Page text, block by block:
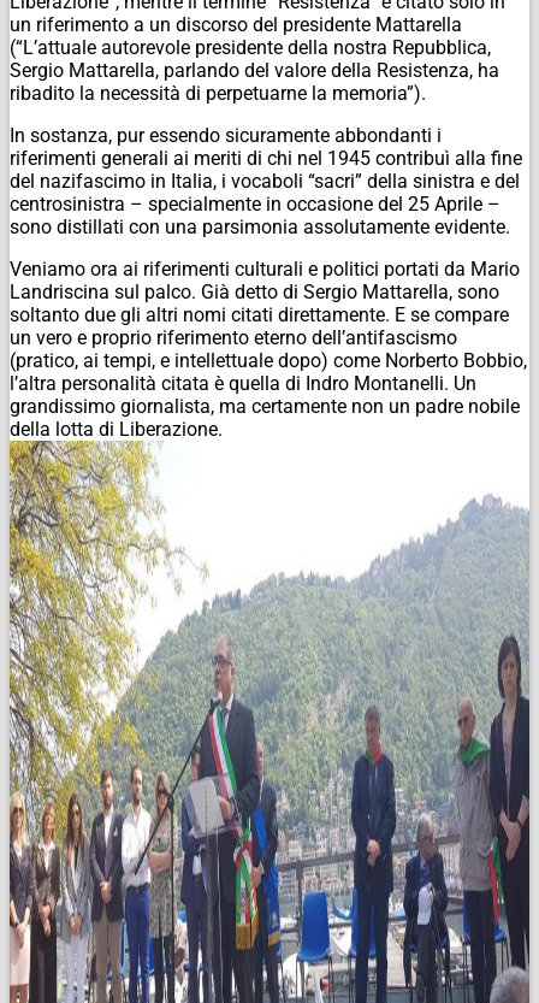
un riferimento a un discorso del presidente Mattarella
(“L’attuale autorevole presidente della nostra Repubblica,
Sergio Mattarella, parlando del valore della Resistenza, ha
ribadito la necessità di perpetuarne la memoria”).
In sostanza, pur essendo sicuramente abbondanti i
riferimenti generali ai meriti di chi nel 1945 contribuì alla fine
del nazifascimo in Italia, i vocaboli “sacri” della sinistra e del
centrosinistra – specialmente in occasione del 25 Aprile –
sono distillati con una parsimonia assolutamente evidente.
Veniamo ora ai riferimenti culturali e politici portati da Mario
Landriscina sul palco. Già detto di Sergio Mattarella, sono
soltanto due gli altri nomi citati direttamente. E se compare
un vero e proprio riferimento eterno dell’antifascismo
(pratico, ai tempi, e intellettuale dopo) come Norberto Bobbio,
l’altra personalità citata è quella di Indro Montanelli. Un
grandissimo giornalista, ma certamente non un padre nobile
della lotta di Liberazione.